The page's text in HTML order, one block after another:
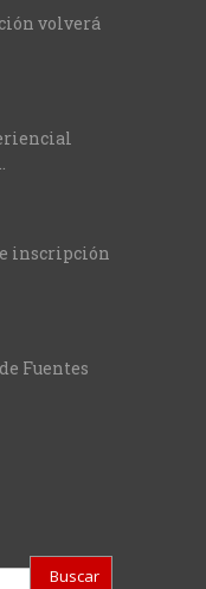
volverá
inscripción
Fuentes